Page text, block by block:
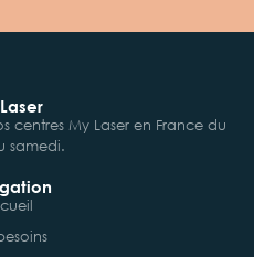
centres My Laser en France du
samedi.